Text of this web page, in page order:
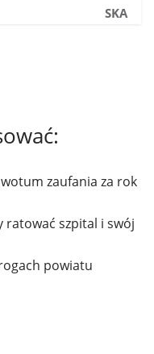
SKA
zaufania za rok
ratować szpital i swój
powiatu